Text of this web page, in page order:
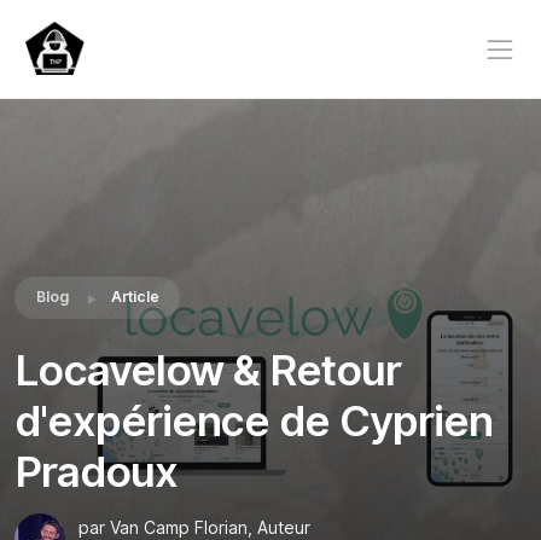
Blog Article
Locavelow & Retour
d'expérience de Cyprien
Pradoux
par Van Camp Florian, Auteur